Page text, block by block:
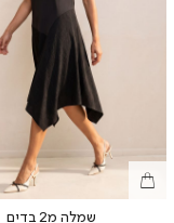
שמלה מ2 בדים